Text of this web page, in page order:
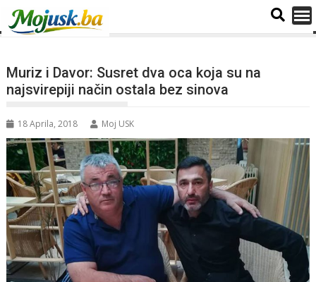
Muriz i Davor: Susret dva oca koja su na
najsvirepiji način ostala bez sinova
18 Aprila, 2018 Moj USK